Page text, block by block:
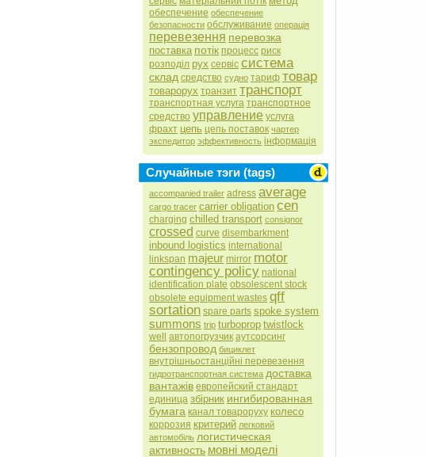
обеспечение обеспечение
безопасности обслуживание операція
перевезення перевозка
поставка потік процесс риск
розподіл рух сервіс система
склад средство судно тариф товар
товарорух транзит транспорт
транспортная услуга транспортное
средство управление услуга
фрахт цепь цепь поставок чартер
экспедитор эффективность інформація
Случайные тэги (tags)
accompanied trailer adress average
cargo tracer carrier obligation cen
charging chilled transport consignor
crossed curve disembarkment
inbound logistics international
linkspan majeur mirror motor
contingency policy national
identification plate obsolescent stock
obsolete equipment wastes qff
sortation spare parts spoke system
summons trip turboprop twistlock
well автопогрузчик аутсорсинг
бензопровод бициклет
внутрішньостанційні перевезення
гидротранспортная система доставка
вантажів европейский стандарт
единица збірник ингибированная
бумага канал товароруху колесо
коррозия критерий легковий
автомобіль логистическая
активность мовні моделі